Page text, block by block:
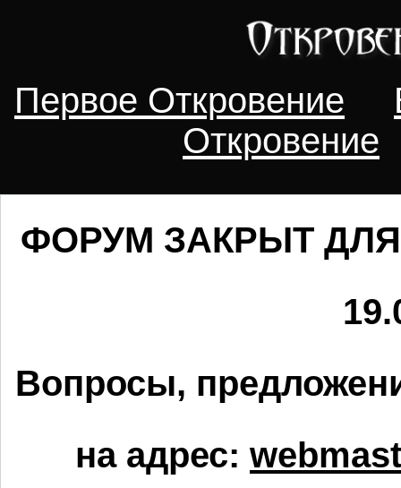
Первое Откровение
Откровение
ФОРУМ ЗАКРЫТ
Вопросы,
на адрес: